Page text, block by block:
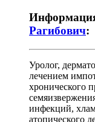
Рагибович:
Уролог,
лечением
хронического
инфекций,
атопического